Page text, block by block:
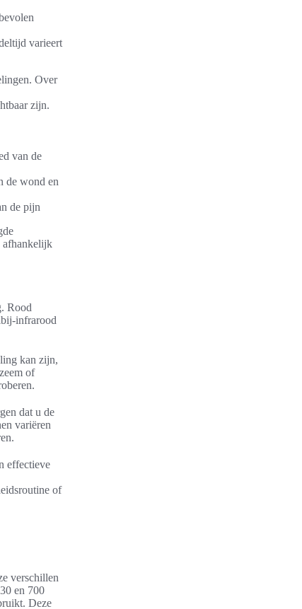
varieert
Over
zijn.
van de
de wond en
de pijn
afhankelijk
Rood
infrarood
kan zijn,
of
dat u de
variëren
effectieve
of
verschillen
en 700
Deze